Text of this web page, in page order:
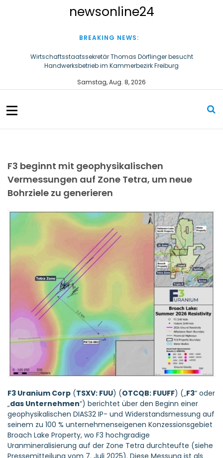
n
t
newsonline24
BREAKING NEWS:
Wirtschaftsstaatssekretär Thomas Dörflinger besucht
Handwerksbetrieb im Kammerbezirk Freiburg
Ultraschallzahnbürste für Hund und Katze – Tipps zur erfolgreichen
Eingewöhnung
Samstag, Aug. 8, 2026
F3 beginnt mit geophysikalischen
Vermessungen auf Zone Tetra, um neue
Bohrziele zu generieren
F3 Uranium Corp (TSXV: FUU) (OTCQB: FUUFF) („F3“ oder
„das Unternehmen“) berichtet über den Beginn einer
geophysikalischen DIAS32 IP- und Widerstandsmessung auf
seinem zu 100 % unternehmenseigenen Konzessionsgebiet
Broach Lake Property, wo F3 hochgradige
Uranmineralisierung auf der Zone Tetra durchteufte (siehe